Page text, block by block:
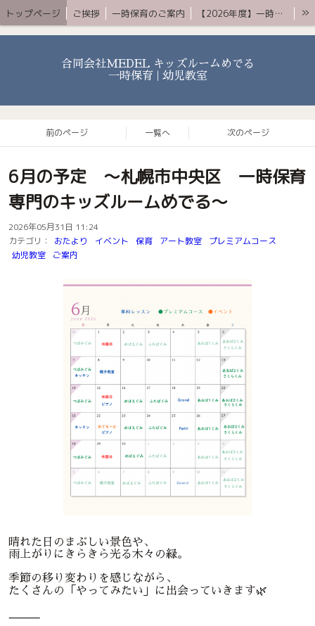
トップページ ご挨拶 一時保育のご案内
【2026年度】一時保育プレミアムコース
お知らせ 〜ブログ〜
よくある質問 アクセス
YouTube
»
合同会社MEDEL キッズルームめでる
一時保育 | 幼児教室
前のページ 一覧へ 次のページ
6月の予定 〜札幌市中央区 一時保育
専門のキッズルームめでる〜
2026年05月31日 11:24
カテゴリ：
おたより イベント 保育 アート教室
プレミアムコース
幼児教室
ご案内
晴れた日のまぶしい景色や、
雨上がりにきらきら光る木々の緑。
季節の移り変わりを感じながら、
たくさんの「やってみたい」に出会っていきます🌿
⸻